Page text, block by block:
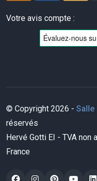
Votre avis compte :
© Copyright 2026 - Salle
réservés
Hervé Gotti EI - TVA non
France